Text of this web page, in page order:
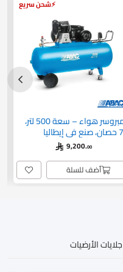
شحن سريع
كمبروسر هواء – سعة 500 لتر،
7.5 حصان، صنع في إيطاليا
B6000/500 CT7.5
9,200.00
أضف للسلة
جلايات الأرضيات